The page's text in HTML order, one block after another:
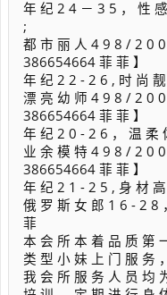
年 纪 2 4 － 3 5 ， 性
;
都 市 丽 人 4 9 8 / 2 0
386654664 菲 菲 】
年 纪 2 2 - 2 6 , 时 尚
漂 亮 幼 师 4 9 8 / 2 0
386654664 菲 菲 】
年 纪 2 0 - 2 6 ， 温 柔
业 余 模 特 4 9 8 / 2 0
386654664 菲 菲 】
年 纪 2 1 - 2 5 , 身 材
俄 罗 斯 女 郎 1 6 - 2 8
菲
本 会 所 本 着 品 质 第
类 型 小 妹 上 门 服 务
我 会 所 服 务 人 员 均